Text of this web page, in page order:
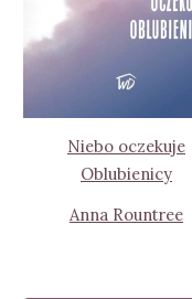
Niebo oczekuje
Oblubienicy
Anna Rountree